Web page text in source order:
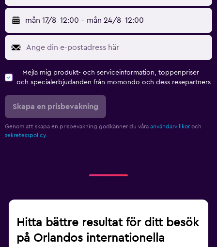
mån 17/8 12:00 - mån 24/8 12:00
Mejla mig produkt- och serviceinformation, toppenpriser
och specialerbjudanden från momondo och dess resepartners
Skapa en prisbevakning
Genom att skapa en prisbevakning godkänner du våra användarvillkor och
sekretesspolicy.
Hitta bättre resultat för ditt besök
på Orlandos internationella